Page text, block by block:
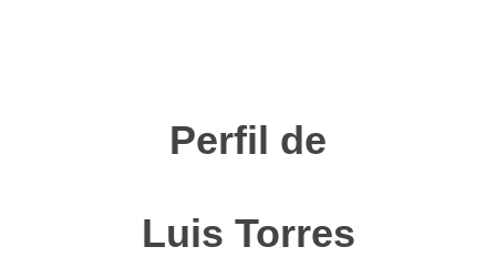
Perfil de
Luis Torres